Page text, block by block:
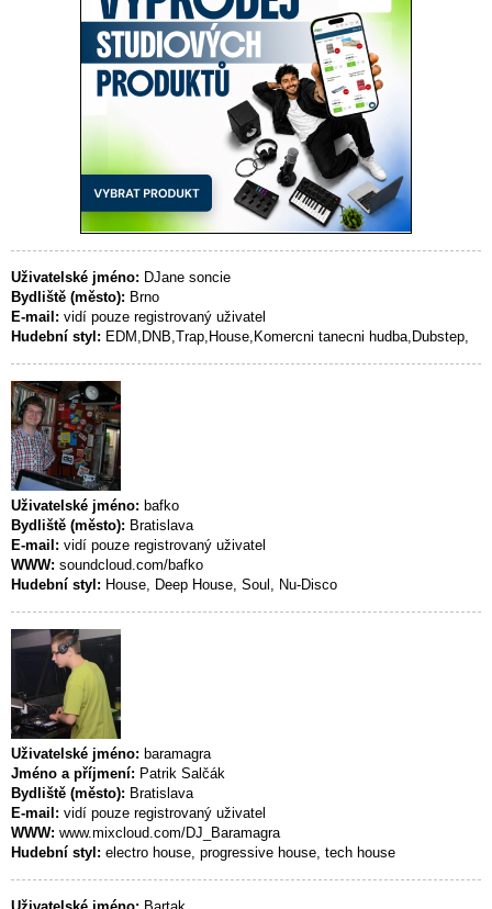
Uživatelské jméno: DJane soncie
Bydliště (město): Brno
E-mail: vidí pouze registrovaný uživatel
Hudební styl: EDM,DNB,Trap,House,Komercni tanecni hudba,Dubstep,
Uživatelské jméno: bafko
Bydliště (město): Bratislava
E-mail: vidí pouze registrovaný uživatel
WWW: soundcloud.com/bafko
Hudební styl: House, Deep House, Soul, Nu-Disco
Uživatelské jméno: baramagra
Jméno a příjmení: Patrik Salčák
Bydliště (město): Bratislava
E-mail: vidí pouze registrovaný uživatel
WWW: www.mixcloud.com/DJ_Baramagra
Hudební styl: electro house, progressive house, tech house